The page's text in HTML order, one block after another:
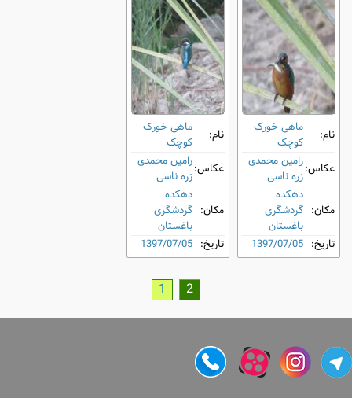
نام:
ماهی‌ خورک
کوچک
عکاس:رامین محمدی
زره ناسی
مکان:
دهکده
گردشگری
باغستان
تاریخ: 1397/07/05
نام:
ماهی‌ خورک
کوچک
عکاس:رامین محمدی
زره ناسی
مکان:
دهکده
گردشگری
باغستان
تاریخ: 1397/07/05
1 2